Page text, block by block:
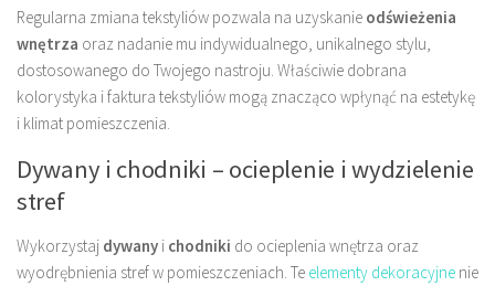
Regularna zmiana tekstyliów pozwala na uzyskanie odświeżenia
wnętrza oraz nadanie mu indywidualnego, unikalnego stylu,
dostosowanego do Twojego nastroju. Właściwie dobrana
kolorystyka i faktura tekstyliów mogą znacząco wpłynąć na estetykę
i klimat pomieszczenia.
Dywany i chodniki – ocieplenie i wydzielenie
stref
Wykorzystaj dywany i chodniki do ocieplenia wnętrza oraz
wyodrębnienia stref w pomieszczeniach. Te elementy dekoracyjne nie